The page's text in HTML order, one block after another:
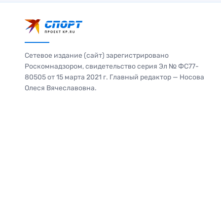
Сетевое издание (сайт) зарегистрировано
Роскомнадзором, свидетельство серия Эл № ФС77-
80505 от 15 марта 2021 г. Главный редактор — Носова
Олеся Вячеславовна.